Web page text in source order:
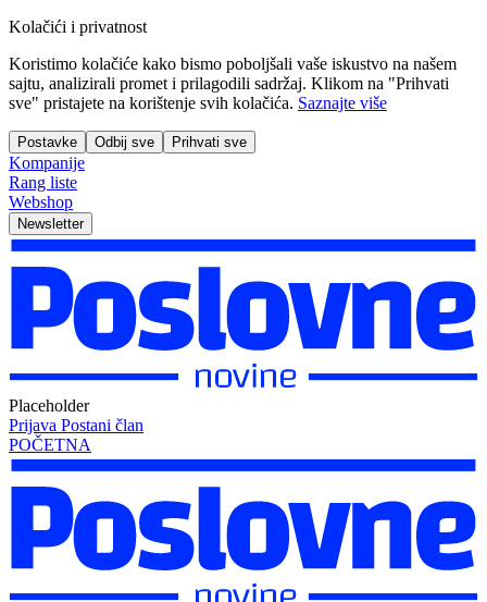
Kolačići i privatnost
Koristimo kolačiće kako bismo poboljšali vaše iskustvo na našem
sajtu, analizirali promet i prilagodili sadržaj. Klikom na "Prihvati
sve" pristajete na korištenje svih kolačića. Saznajte više
Postavke Odbij sve Prihvati sve
Kompanije
Rang liste
Webshop
Newsletter
Placeholder
Prijava Postani član
POČETNA